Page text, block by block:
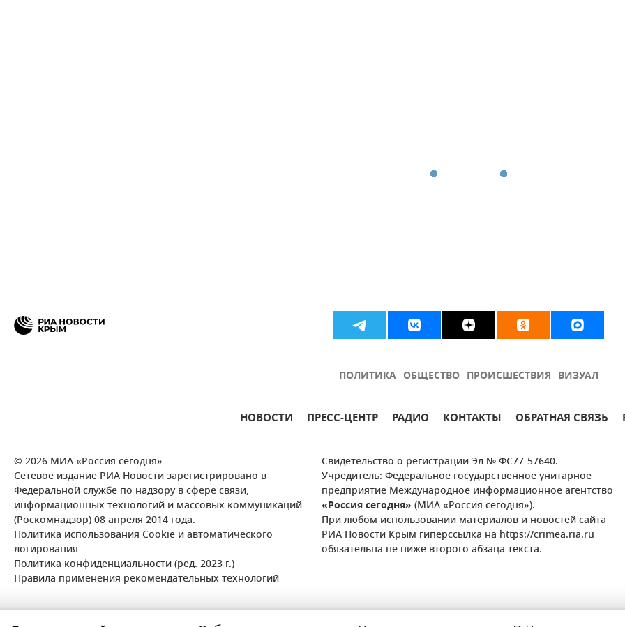
ПОЛИТИКА ОБЩЕСТВО ПРОИСШЕСТВИЯ ВИЗУАЛ
НОВОСТИ ПРЕСС-ЦЕНТР РАДИО КОНТАКТЫ ОБРАТНАЯ СВЯЗЬ
© 2026 МИА «Россия сегодня»
Сетевое издание РИА Новости зарегистрировано в
Федеральной службе по надзору в сфере связи,
информационных технологий и массовых коммуникаций
(Роскомнадзор) 08 апреля 2014 года.
Политика использования Cookie и автоматического
логирования
Политика конфиденциальности (ред. 2023 г.)
Правила применения рекомендательных технологий
Свидетельство о регистрации Эл № ФС77-57640.
Учредитель: Федеральное государственное унитарное
предприятие Международное информационное агентство
«Россия сегодня» (МИА «Россия сегодня»).
При любом использовании материалов и новостей сайта
РИА Новости Крым гиперссылка на https://crimea.ria.ru
обязательна не ниже второго абзаца текста.